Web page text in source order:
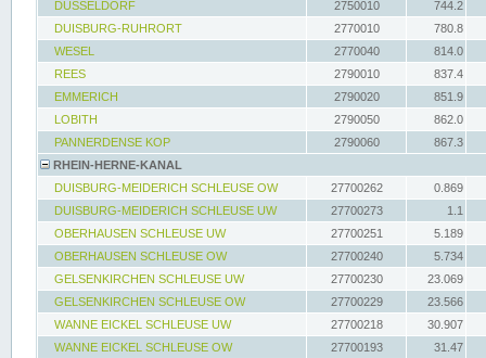
DÜSSELDORF
2750010
744.2
DUISBURG-RUHRORT
2770010
780.8
WESEL
2770040
814.0
REES
2790010
837.4
EMMERICH
2790020
851.9
LOBITH
2790050
862.0
PANNERDENSE KOP
2790060
867.3
RHEIN-HERNE-KANAL
DUISBURG-MEIDERICH SCHLEUSE OW
27700262
0.869
DUISBURG-MEIDERICH SCHLEUSE UW
27700273
1.1
OBERHAUSEN SCHLEUSE UW
27700251
5.189
OBERHAUSEN SCHLEUSE OW
27700240
5.734
GELSENKIRCHEN SCHLEUSE UW
27700230
23.069
GELSENKIRCHEN SCHLEUSE OW
27700229
23.566
WANNE EICKEL SCHLEUSE UW
27700218
30.907
WANNE EICKEL SCHLEUSE OW
27700193
31.47